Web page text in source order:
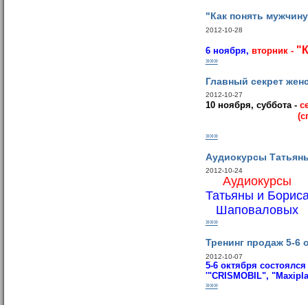
"Как понять
2012-10-28
6 ноября, вторник -
»»»
Главный секрет
2012-10-27
10 ноября, суббота -
»»»
Аудиокурсы
2012-10-24
Аудиокурсы
Татьяны и
Шаповаловых
»»»
Тренинг продаж 5-6
2012-10-07
5-6 октября состоялся
'"CRISMOBIL",
»»»